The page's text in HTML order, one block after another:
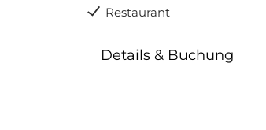
Restaurant
Details & Buchung